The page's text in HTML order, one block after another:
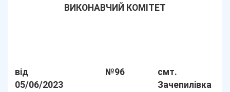
ВИКОНАВЧИЙ КОМІТЕТ
від
05/06/2023
№96
смт.
Зачепилівка